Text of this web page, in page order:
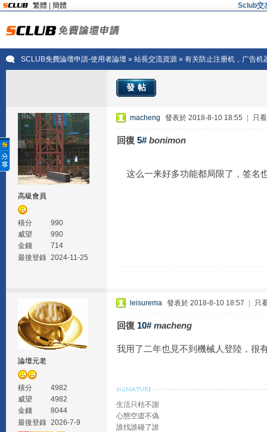
繁體 簡體 Sclub交
SCLUB免費論壇申請-使用者論壇» 站長交流資源» 有关防止注册机，广告机
發帖
高級會員
積分
990
威望
990
金錢
714
最後登錄 2024-11-25
macheng 發表於 2018-8-10 18:55 只
回復 5# bonimon
这么一来好多功能都局限了，签名
論壇元老
積分
4982
威望
4982
金錢
8044
最後登錄 2026-7-9
leisurema 發表於 2018-8-10 18:57 只
回復 10# macheng
我用了二年也見不到機械人登陸，很
生活只枯不謝
心態空虛不偽
誰找誰碰了誰